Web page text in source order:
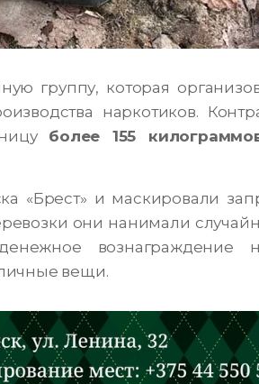
группу, которая
наркотиков.
более 155
«Брест» и маскировали
они нанимали
вознаграждение
вещи.